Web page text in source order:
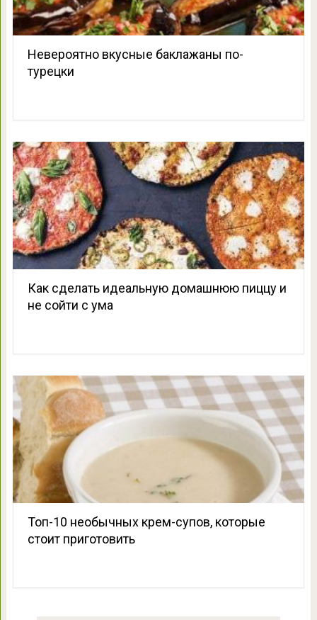
Невероятно вкусные баклажаны по-
турецки
Как сделать идеальную домашнюю пиццу и
не сойти с ума
Топ-10 необычных крем-супов, которые
стоит приготовить